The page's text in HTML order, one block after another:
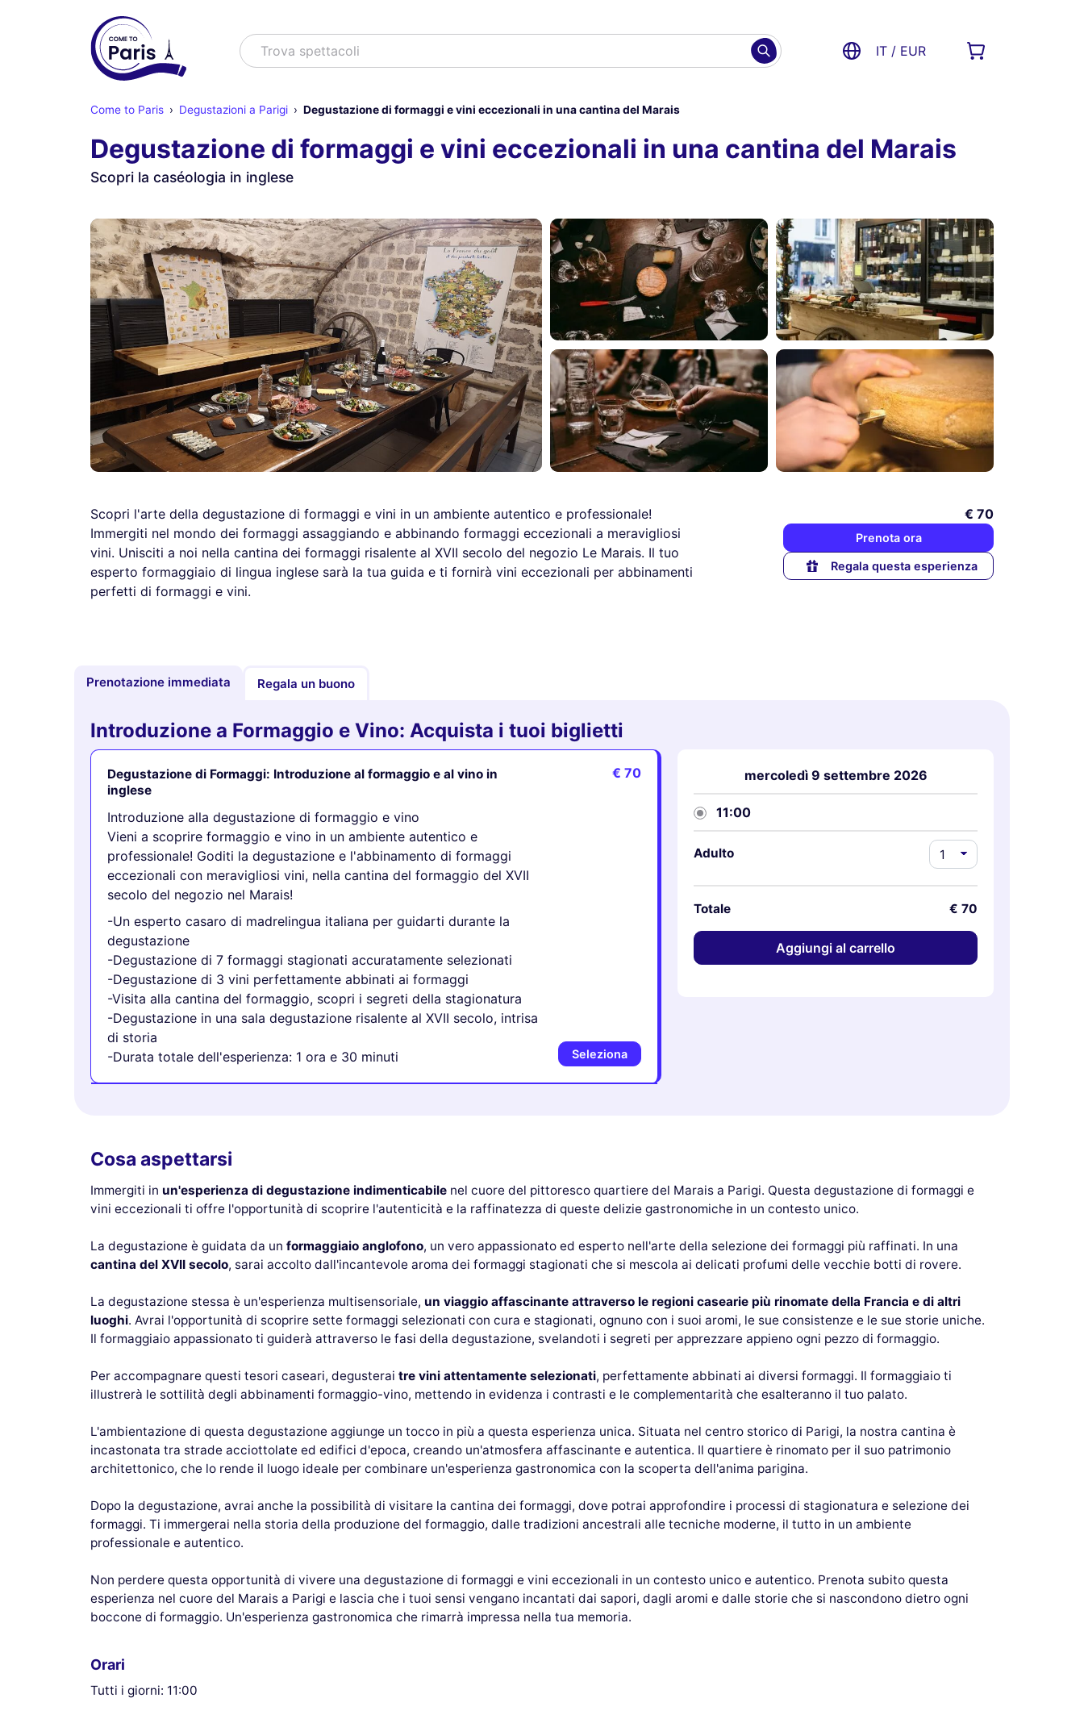
Cercare
Trova un' IT / EUR
Come to Paris Degustazioni a Parigi Degustazione di formaggi e vini eccezionali in una cantina del Marais
Degustazione di formaggi e vini eccezionali in una cantina del Marais
Scopri la caséologia in inglese
Scopri l'arte della degustazione di formaggi e vini in un ambiente autentico e professionale!
Immergiti nel mondo dei formaggi assaggiando e abbinando formaggi eccezionali a meravigliosi
vini. Unisciti a noi nella cantina dei formaggi risalente al XVII secolo del negozio Le Marais. Il tuo
esperto formaggiaio di lingua inglese sarà la tua guida e ti fornirà vini eccezionali per abbinamenti
perfetti di formaggi e vini.
€ 70
Prenota ora
Regala questa esperienza
Prenotazione immediata Regala un buono
Introduzione a Formaggio e Vino: Acquista i tuoi biglietti
Degustazione di Formaggi: Introduzione al formaggio e al vino in
inglese
Introduzione alla degustazione di formaggio e vino
Vieni a scoprire formaggio e vino in un ambiente autentico e
professionale! Goditi la degustazione e l'abbinamento di formaggi
eccezionali con meravigliosi vini, nella cantina del formaggio del XVII
secolo del negozio nel Marais!
-Un esperto casaro di madrelingua italiana per guidarti durante la
degustazione
-Degustazione di 7 formaggi stagionati accuratamente selezionati
-Degustazione di 3 vini perfettamente abbinati ai formaggi
-Visita alla cantina del formaggio, scopri i segreti della stagionatura
-Degustazione in una sala degustazione risalente al XVII secolo, intrisa
di storia
-Durata totale dell'esperienza: 1 ora e 30 minuti
€ 70
Seleziona
mercoledì 9 settembre 2026
11:00
Adulto
Totale € 70
Aggiungi al carrello
Cosa aspettarsi
Immergiti in un'esperienza di degustazione indimenticabile nel cuore del pittoresco quartiere del Marais a Parigi. Questa degustazione di formaggi e
vini eccezionali ti offre l'opportunità di scoprire l'autenticità e la raffinatezza di queste delizie gastronomiche in un contesto unico.
La degustazione è guidata da un formaggiaio anglofono, un vero appassionato ed esperto nell'arte della selezione dei formaggi più raffinati. In una
cantina del XVII secolo, sarai accolto dall'incantevole aroma dei formaggi stagionati che si mescola ai delicati profumi delle vecchie botti di rovere.
La degustazione stessa è un'esperienza multisensoriale, un viaggio affascinante attraverso le regioni casearie più rinomate della Francia e di altri
luoghi. Avrai l'opportunità di scoprire sette formaggi selezionati con cura e stagionati, ognuno con i suoi aromi, le sue consistenze e le sue storie uniche.
Il formaggiaio appassionato ti guiderà attraverso le fasi della degustazione, svelandoti i segreti per apprezzare appieno ogni pezzo di formaggio.
Per accompagnare questi tesori caseari, degusterai tre vini attentamente selezionati, perfettamente abbinati ai diversi formaggi. Il formaggiaio ti
illustrerà le sottilità degli abbinamenti formaggio-vino, mettendo in evidenza i contrasti e le complementarità che esalteranno il tuo palato.
L'ambientazione di questa degustazione aggiunge un tocco in più a questa esperienza unica. Situata nel centro storico di Parigi, la nostra cantina è
incastonata tra strade acciottolate ed edifici d'epoca, creando un'atmosfera affascinante e autentica. Il quartiere è rinomato per il suo patrimonio
architettonico, che lo rende il luogo ideale per combinare un'esperienza gastronomica con la scoperta dell'anima parigina.
Dopo la degustazione, avrai anche la possibilità di visitare la cantina dei formaggi, dove potrai approfondire i processi di stagionatura e selezione dei
formaggi. Ti immergerai nella storia della produzione del formaggio, dalle tradizioni ancestrali alle tecniche moderne, il tutto in un ambiente
professionale e autentico.
Non perdere questa opportunità di vivere una degustazione di formaggi e vini eccezionali in un contesto unico e autentico. Prenota subito questa
esperienza nel cuore del Marais a Parigi e lascia che i tuoi sensi vengano incantati dai sapori, dagli aromi e dalle storie che si nascondono dietro ogni
boccone di formaggio. Un'esperienza gastronomica che rimarrà impressa nella tua memoria.
Orari
Tutti i giorni: 11:00